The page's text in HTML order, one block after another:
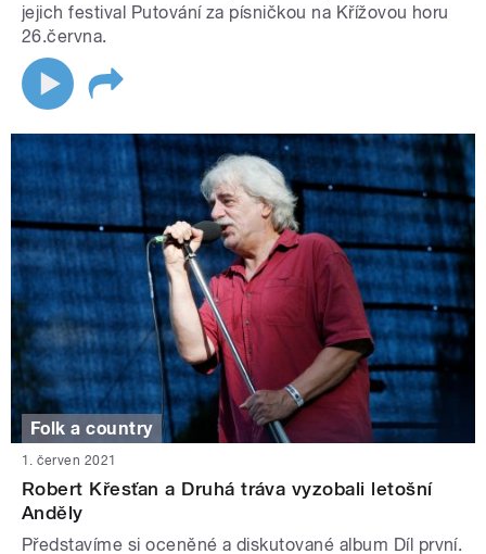
jejich festival Putování za písničkou na Křížovou horu
26.června.
Folk a country
1. červen 2021
Robert Křesťan a Druhá tráva vyzobali letošní
Anděly
Představíme si oceněné a diskutované album Díl první.